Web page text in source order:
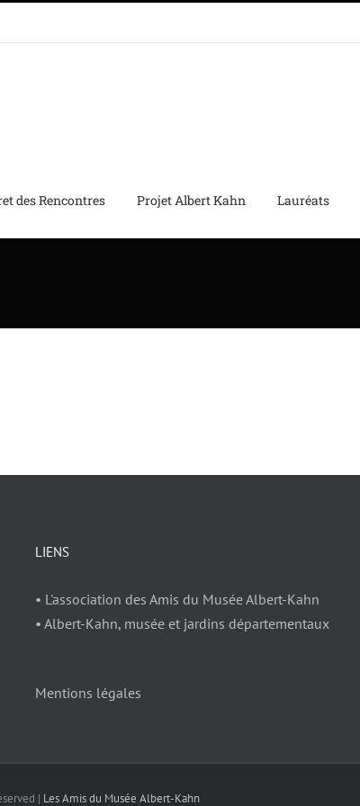
des Rencontres Projet Albert Kahn Lauréats
LIENS
• L'association des Amis du Musée Albert-Kahn
• Albert-Kahn, musée et jardins départementaux
Mentions légales
| Les Amis du Musée Albert-Kahn